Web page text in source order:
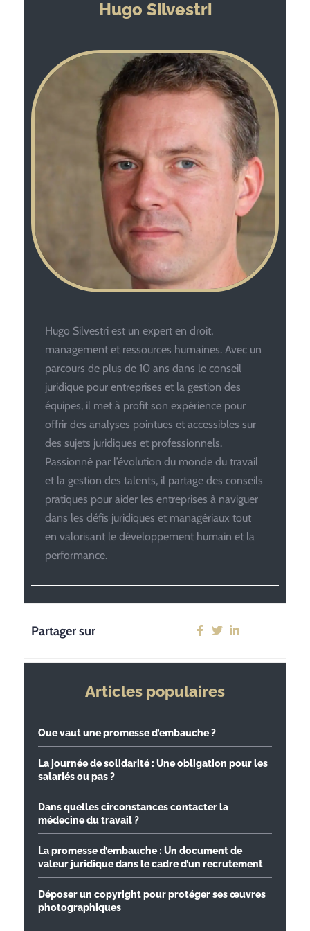
Hugo Silvestri
Hugo Silvestri est un expert en droit,
management et ressources humaines. Avec un
parcours de plus de 10 ans dans le conseil
juridique pour entreprises et la gestion des
équipes, il met à profit son expérience pour
offrir des analyses pointues et accessibles sur
des sujets juridiques et professionnels.
Passionné par l’évolution du monde du travail
et la gestion des talents, il partage des conseils
pratiques pour aider les entreprises à naviguer
dans les défis juridiques et managériaux tout
en valorisant le développement humain et la
performance.
Partager sur
Articles populaires
Que vaut une promesse d’embauche ?
La journée de solidarité : Une obligation pour les
salariés ou pas ?
Dans quelles circonstances contacter la
médecine du travail ?
La promesse d’embauche : Un document de
valeur juridique dans le cadre d’un recrutement
Déposer un copyright pour protéger ses œuvres
photographiques